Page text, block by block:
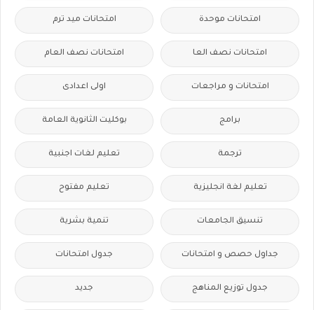
امتحانات موحدة امتحانات ميد ترم
امتحانات نصف العا امتحانات نصف العام
امتحانات و مراجعات اولى اعدادى
برامج بوكليت الثانوية العامة
ترجمة تعليم لغات اجنبية
تعليم لغة انجليزية تعليم مفتوح
تنسيق الجامعات تنمية بشرية
جداول حصص و امتحانات جدول امتحانات
جدول توزيع المناهج جديد